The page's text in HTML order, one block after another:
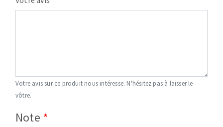
Votre avis sur ce produit nous intéresse. N'hésitez pas à laisser le
vôtre.
Note